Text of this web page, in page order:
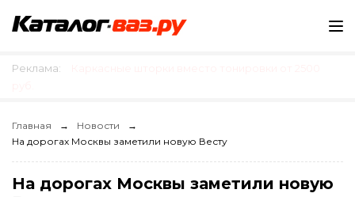
Реклама:
Главная
Новости
На дорогах Москвы заметили новую Весту
На дорогах Москвы заметили новую